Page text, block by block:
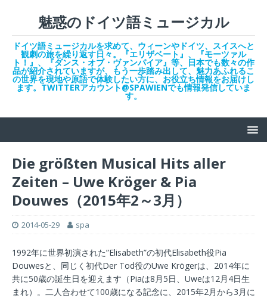
魅惑のドイツ語ミュージカル
ドイツ語ミュージカルを求めて、ウィーンやドイツ、スイスへと
観劇の旅を繰り返す日々。『エリザベート』、『モーツァル
ト！』、『ダンス・オブ・ヴァンパイア』等、日本でも数々の作
品が紹介されていますが、もう一歩踏み出して、魅力あふれるこ
の世界を現地や原語で体験したい方に、お役立ち情報をお届けし
ます。TWITTERアカウント@SPAWIENでも情報発信していま
す。
Die größten Musical Hits aller
Zeiten – Uwe Kröger & Pia
Douwes（2015年2～3月）
2014-05-29 spa
1992年に世界初演された”Elisabeth”の初代Elisabeth役Pia
Douwesと、同じく初代Der Tod役のUwe Krögerは、2014年に
共に50歳の誕生日を迎えます（Piaは8月5日、Uweは12月4日生
まれ）。二人合わせて100歳になる記念に、2015年2月から3月に